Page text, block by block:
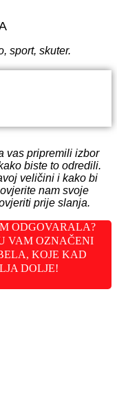
sport, skuter.
vas pripremili izbor
biste to odredili.
veličini i kako bi
nam svoje
prije slanja.
ODGOVARALA?
VAM OZNAČENI
KOJE KAD
DOLJE!